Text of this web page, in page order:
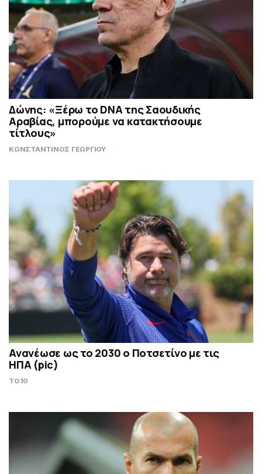
Δώνης: «Ξέρω το DNA της Σαουδικής
Αραβίας, μπορούμε να κατακτήσουμε
τίτλους»
ΚΩΝΣΤΑΝΤΙΝΟΣ ΓΕΩΡΓΙΟΥ
Ανανέωσε ως το 2030 ο Ποτσετίνο με τις
ΗΠΑ (pic)
TO10